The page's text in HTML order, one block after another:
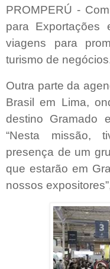
PROMPERÚ -
para Exportações
viagens para
turismo de
Outra parte da
Brasil em Lima,
destino Gramado
“Nesta missão,
presença de um
que estarão em
nossos